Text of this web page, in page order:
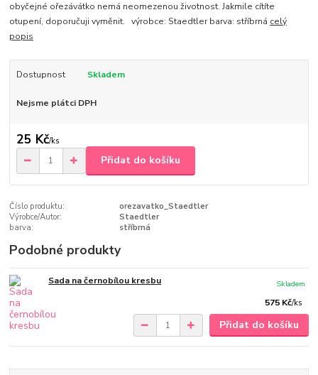
obyčejné ořezávátko nemá neomezenou životnost. Jakmile cítíte
otupení, doporučuji vyměnit. výrobce: Staedtler barva: stříbrná celý
popis
Dostupnost Skladem
Nejsme plátci DPH
25 Kč/ks
Přidat do košíku
Číslo produktu:
orezavatko_Staedtler
Výrobce/Autor:
Staedtler
barva:
stříbrná
Podobné produkty
Sada na černobílou kresbu
575 Kč/ks
Skladem
Přidat do košíku